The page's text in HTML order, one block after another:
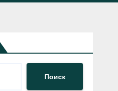
Поиск